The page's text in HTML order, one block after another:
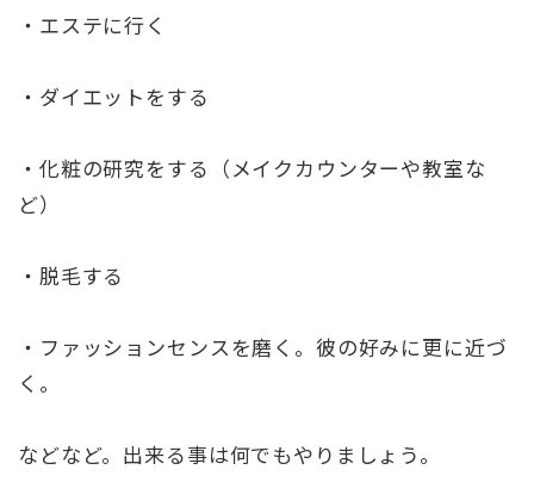
・エステに行く
・ダイエットをする
・化粧の研究をする（メイクカウンターや教室な
ど）
・脱毛する
・ファッションセンスを磨く。彼の好みに更に近づ
く。
などなど。出来る事は何でもやりましょう。